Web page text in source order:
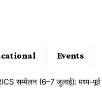
Events
सम्मेलन (6–7 जुलाई): मध्य-पूर्व